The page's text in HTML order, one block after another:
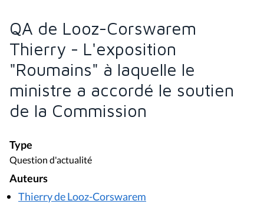
QA de Looz-Corswarem
Thierry - L'exposition
"Roumains" à laquelle le
ministre a accordé le soutien
de la Commission
Type
Question d'actualité
Auteurs
Thierry de Looz-Corswarem